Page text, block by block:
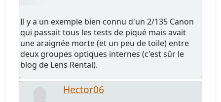
Il y a un exemple bien connu d'un 2/135 Canon
qui passait tous les tests de piqué mais avait
une araignée morte (et un peu de toile) entre
deux groupes optiques internes (c'est sûr le
blog de Lens Rental).
Hector06